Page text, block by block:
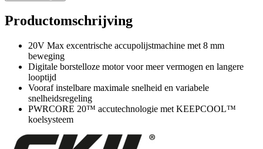
Productomschrijving
20V Max excentrische accupolijstmachine met 8 mm
beweging
Digitale borstelloze motor voor meer vermogen en langere
looptijd
Vooraf instelbare maximale snelheid en variabele
snelheidsregeling
PWRCORE 20™ accutechnologie met KEEPCOOL™
koelsysteem